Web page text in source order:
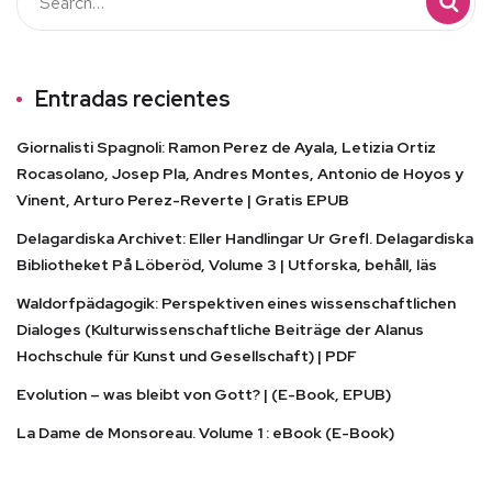
Entradas recientes
Giornalisti Spagnoli: Ramon Perez de Ayala, Letizia Ortiz
Rocasolano, Josep Pla, Andres Montes, Antonio de Hoyos y
Vinent, Arturo Perez-Reverte | Gratis EPUB
Delagardiska Archivet: Eller Handlingar Ur Grefl. Delagardiska
Bibliotheket På Löberöd, Volume 3 | Utforska, behåll, läs
Waldorfpädagogik: Perspektiven eines wissenschaftlichen
Dialoges (Kulturwissenschaftliche Beiträge der Alanus
Hochschule für Kunst und Gesellschaft) | PDF
Evolution – was bleibt von Gott? | (E-Book, EPUB)
La Dame de Monsoreau. Volume 1 : eBook (E-Book)